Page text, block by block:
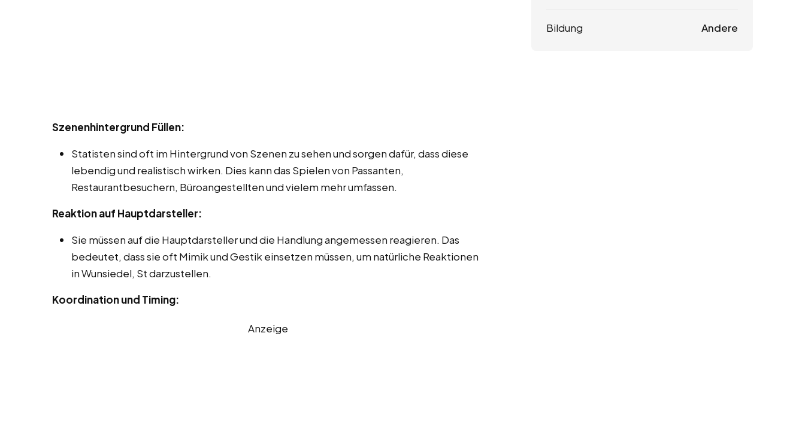
Szenenhintergrund Füllen:
Statisten sind oft im Hintergrund von Szenen zu sehen und sorgen dafür, dass diese
lebendig und realistisch wirken. Dies kann das Spielen von Passanten,
Restaurantbesuchern, Büroangestellten und vielem mehr umfassen.
Reaktion auf Hauptdarsteller:
Sie müssen auf die Hauptdarsteller und die Handlung angemessen reagieren. Das
bedeutet, dass sie oft Mimik und Gestik einsetzen müssen, um natürliche Reaktionen
in Wunsiedel, St darzustellen.
Koordination und Timing:
Anzeige
Bildung Andere